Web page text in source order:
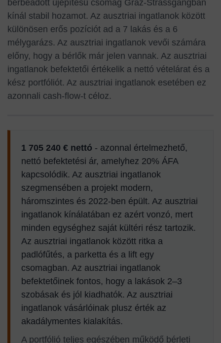
bérbeadott újépítésű csomag Graz-Strassgangban
kínál stabil hozamot. Az ausztriai ingatlanok között
különösen erős pozíciót ad a 7 lakás és a 6
mélygarázs. Az ausztriai ingatlanok vevői számára
előny, hogy a bérlők már jelen vannak. Az ausztriai
ingatlanok befektetői értékelik a nettó vételárat és a
kész portfóliót. Az ausztriai ingatlanok esetében ez
azonnali cash-flow-t céloz.
1 705 240 € nettó - azonnal értelmezhető,
nettó befektetési ár, amelyhez 20% ÁFA
kapcsolódik. Az ausztriai ingatlanok
szegmensében a projekt modern,
háromszintes és 2022-ben épült. Az ausztriai
ingatlanok kínálatában ez azért vonzó, mert
minden egységhez saját kültéri rész tartozik.
Az ausztriai ingatlanok között ritka a
padlófűtés, a parketta és a lift egy
csomagban. Az ausztriai ingatlanok
befektetőinek fontos, hogy a lakások 2–3
szobásak és jól kiadhatók. Az ausztriai
ingatlanok vásárlóinak plusz érték az
akadálymentes kialakítás.
A portfólió teljes egészében működő bérleti